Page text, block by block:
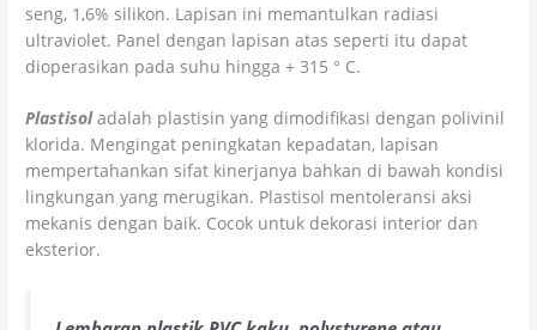
seng, 1,6% silikon. Lapisan ini memantulkan radiasi
ultraviolet. Panel dengan lapisan atas seperti itu dapat
dioperasikan pada suhu hingga + 315 ° C.
Plastisoladalah plastisin yang dimodifikasi dengan polivinil
klorida. Mengingat peningkatan kepadatan, lapisan
mempertahankan sifat kinerjanya bahkan di bawah kondisi
lingkungan yang merugikan. Plastisol mentoleransi aksi
mekanis dengan baik. Cocok untuk dekorasi interior dan
eksterior.